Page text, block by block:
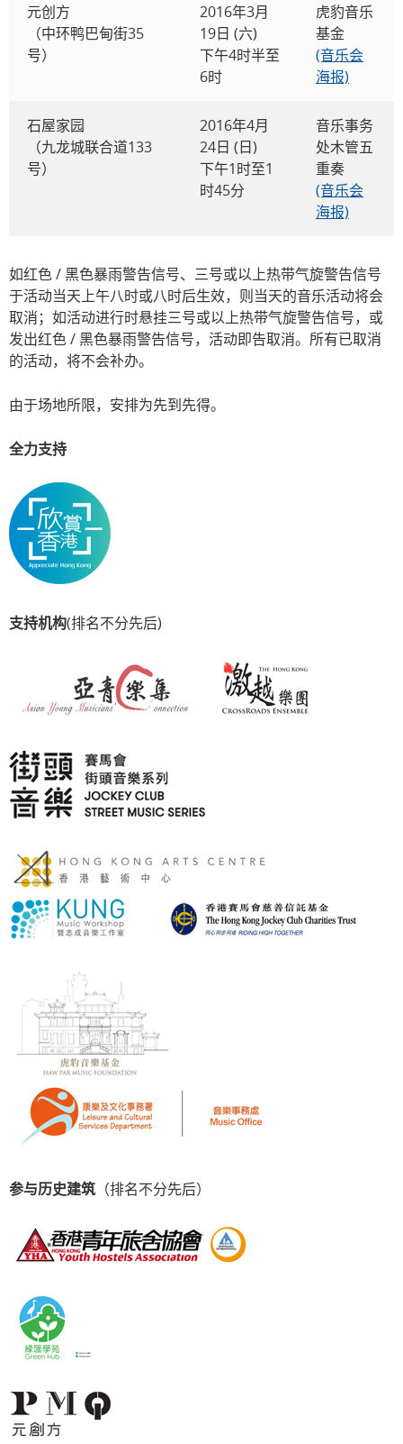
元创方
（中环鸭巴甸街35
号）
2016年3月
19日 (六)
下午4时半至
6时
虎豹音乐
基金
(音乐会
海报)
石屋家园
（九龙城联合道133
号）
2016年4月
24日 (日)
下午1时至1
时45分
音乐事务
处木管五
重奏
(音乐会
海报)
如红色 / 黑色暴雨警告信号、三号或以上热带气旋警告信号
于活动当天上午八时或八时后生效，则当天的音乐活动将会
取消；如活动进行时悬挂三号或以上热带气旋警告信号，或
发出红色 / 黑色暴雨警告信号，活动即告取消。所有已取消
的活动，将不会补办。
由于场地所限，安排为先到先得。
全力支持
支持机构(排名不分先后)
参与历史建筑（排名不分先后）